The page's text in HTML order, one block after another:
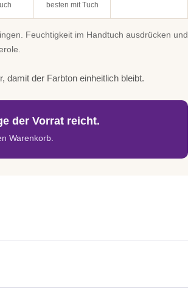
besten mit Tuch
Feuchtigkeit im Handtuch ausdrücken und
damit der Farbton einheitlich bleibt.
der Vorrat reicht.
Warenkorb.